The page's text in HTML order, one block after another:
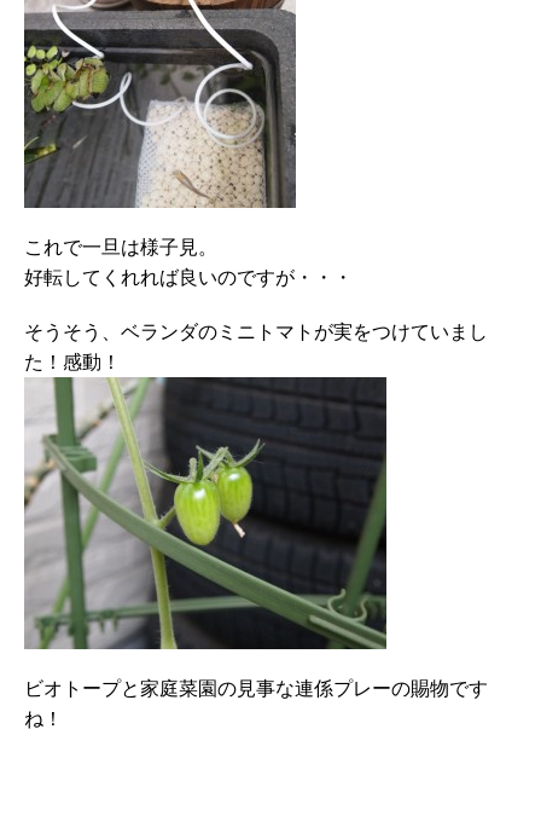
これで一旦は様子見。
好転してくれれば良いのですが・・・
そうそう、ベランダのミニトマトが実をつけていまし
た！感動！
ビオトープと家庭菜園の見事な連係プレーの賜物です
ね！